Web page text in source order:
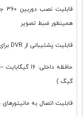
همینطور ضبط تصویر
قابلیت پشتیبانی از DVR برای ضبط تصاویربصورت اتومات
گیگ )
قابلیت اتصال به